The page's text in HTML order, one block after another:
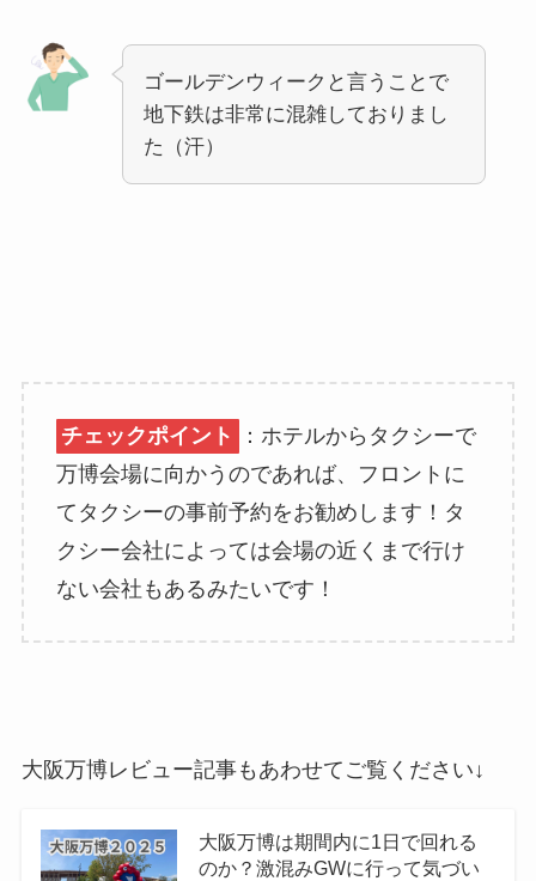
ゴールデンウィークと言うことで
地下鉄は非常に混雑しておりまし
た（汗）
チェックポイント
：ホテルからタクシーで
万博会場に向かうのであれば、フロントに
てタクシーの事前予約をお勧めします！タ
クシー会社によっては会場の近くまで行け
ない会社もあるみたいです！
大阪万博レビュー記事もあわせてご覧ください↓
大阪万博は期間内に1日で回れる
のか？激混みGWに行って気づい